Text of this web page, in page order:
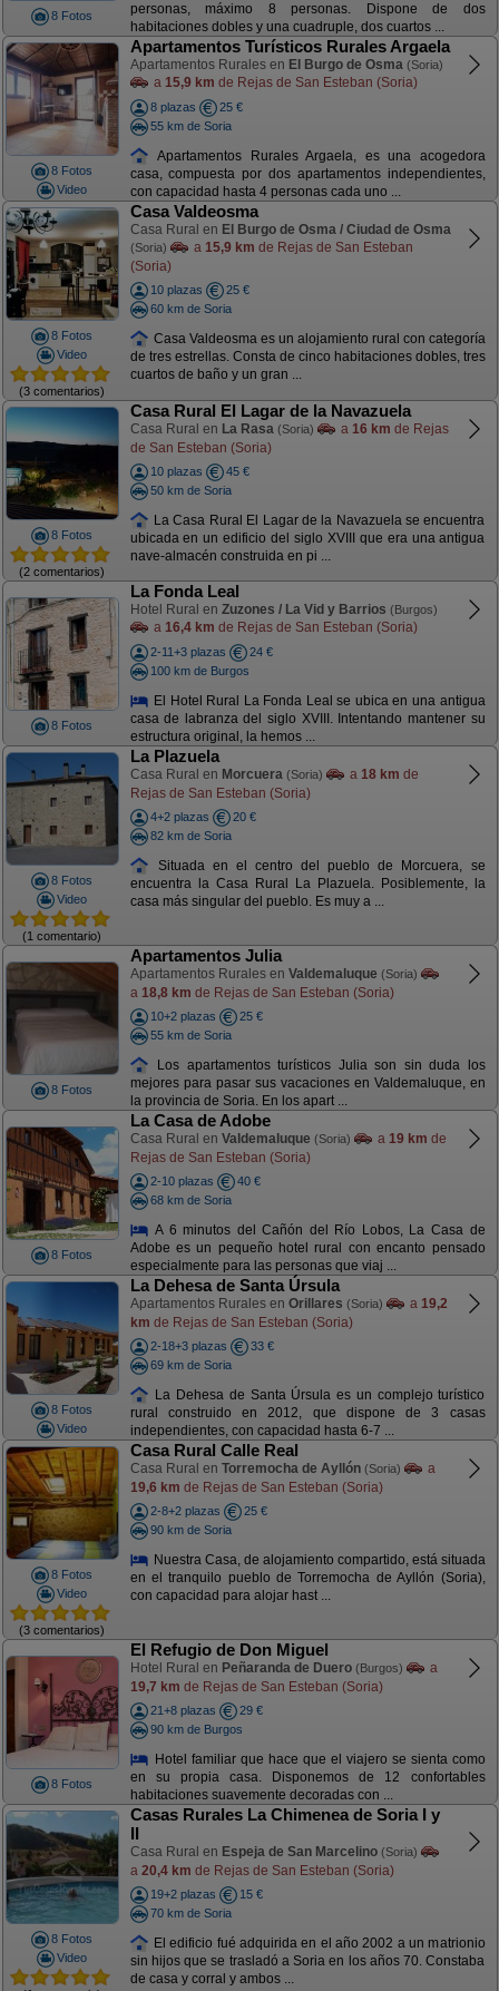
8 Fotos
personas, máximo 8 personas. Dispone de dos
habitaciones dobles y una cuadruple, dos cuartos ...
8 Fotos
Video
Apartamentos Turísticos Rurales Argaela
Apartamentos Rurales en El Burgo de Osma (Soria)
a 15,9 km de Rejas de San Esteban (Soria)
8 plazas
25 €
55 km de Soria
Apartamentos Rurales Argaela, es una acogedora
casa, compuesta por dos apartamentos independientes,
con capacidad hasta 4 personas cada uno ...
8 Fotos
Video
(3 comentarios)
Casa Valdeosma
Casa Rural en El Burgo de Osma / Ciudad de Osma
(Soria) a 15,9 km de Rejas de San Esteban
(Soria)
10 plazas
25 €
60 km de Soria
Casa Valdeosma es un alojamiento rural con categoría
de tres estrellas. Consta de cinco habitaciones dobles, tres
cuartos de baño y un gran ...
8 Fotos
(2 comentarios)
Casa Rural El Lagar de la Navazuela
Casa Rural en La Rasa (Soria) a 16 km de Rejas
de San Esteban (Soria)
10 plazas
45 €
50 km de Soria
La Casa Rural El Lagar de la Navazuela se encuentra
ubicada en un edificio del siglo XVIII que era una antigua
nave-almacén construida en pi ...
8 Fotos
La Fonda Leal
Hotel Rural en Zuzones / La Vid y Barrios (Burgos)
a 16,4 km de Rejas de San Esteban (Soria)
2-11+3 plazas
24 €
100 km de Burgos
El Hotel Rural La Fonda Leal se ubica en una antigua
casa de labranza del siglo XVIII. Intentando mantener su
estructura original, la hemos ...
8 Fotos
Video
(1 comentario)
La Plazuela
Casa Rural en Morcuera (Soria) a 18 km de
Rejas de San Esteban (Soria)
4+2 plazas
20 €
82 km de Soria
Situada en el centro del pueblo de Morcuera, se
encuentra la Casa Rural La Plazuela. Posiblemente, la
casa más singular del pueblo. Es muy a ...
8 Fotos
Apartamentos Julia
Apartamentos Rurales en Valdemaluque (Soria)
a 18,8 km de Rejas de San Esteban (Soria)
10+2 plazas
25 €
55 km de Soria
Los apartamentos turísticos Julia son sin duda los
mejores para pasar sus vacaciones en Valdemaluque, en
la provincia de Soria. En los apart ...
8 Fotos
La Casa de Adobe
Casa Rural en Valdemaluque (Soria) a 19 km de
Rejas de San Esteban (Soria)
2-10 plazas
40 €
68 km de Soria
A 6 minutos del Cañón del Río Lobos, La Casa de
Adobe es un pequeño hotel rural con encanto pensado
especialmente para las personas que viaj ...
8 Fotos
Video
La Dehesa de Santa Úrsula
Apartamentos Rurales en Orillares (Soria) a 19,2
km de Rejas de San Esteban (Soria)
2-18+3 plazas
33 €
69 km de Soria
La Dehesa de Santa Úrsula es un complejo turístico
rural construido en 2012, que dispone de 3 casas
independientes, con capacidad hasta 6-7 ...
8 Fotos
Video
(3 comentarios)
Casa Rural Calle Real
Casa Rural en Torremocha de Ayllón (Soria)
a
19,6 km de Rejas de San Esteban (Soria)
2-8+2 plazas
25 €
90 km de Soria
Nuestra Casa, de alojamiento compartido, está situada
en el tranquilo pueblo de Torremocha de Ayllón (Soria),
con capacidad para alojar hast ...
8 Fotos
El Refugio de Don Miguel
Hotel Rural en Peñaranda de Duero (Burgos)
a
19,7 km de Rejas de San Esteban (Soria)
21+8 plazas
29 €
90 km de Burgos
Hotel familiar que hace que el viajero se sienta como
en su propia casa. Disponemos de 12 confortables
habitaciones suavemente decoradas con ...
8 Fotos
Video
Casas Rurales La Chimenea de Soria I y
II
Casa Rural en Espeja de San Marcelino (Soria)
a 20,4 km de Rejas de San Esteban (Soria)
19+2 plazas
15 €
70 km de Soria
El edificio fué adquirida en el año 2002 a un matrionio
sin hijos que se trasladó a Soria en los años 70. Constaba
de casa y corral y ambos ...